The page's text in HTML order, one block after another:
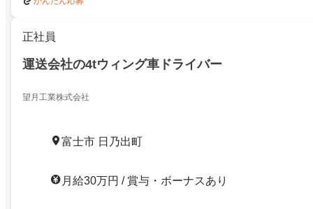
正社員
運送会社の4tウィング車ドライバー
望月工業株式会社
富士市 日乃出町
月給30万円 / 賞与・ボーナスあり